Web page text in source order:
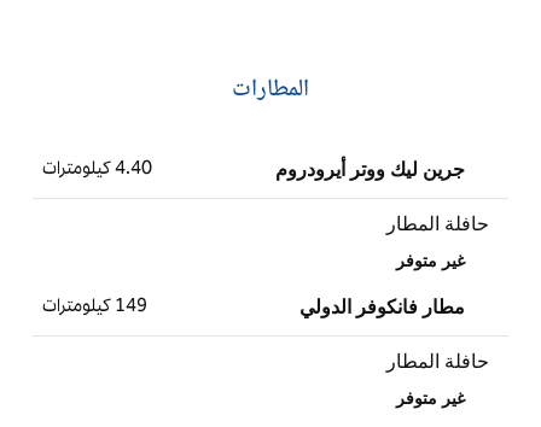
المطارات
جرين ليك ووتر أيرودروم 4.40 كيلومترات
حافلة المطار
غير متوفر
مطار فانكوفر الدولي 149 كيلومترات
حافلة المطار
غير متوفر